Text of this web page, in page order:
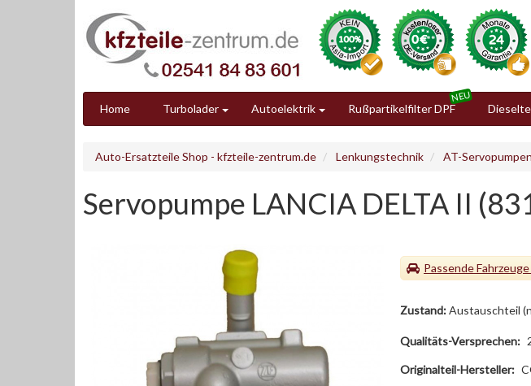
Home Turbolader Autoelektrik Rußpartikelfilter DPF
Auto-Ersatzteile Shop - kfzteile-zentrum.de Lenkungstechnik AT-Servopumpen
Servopumpe LANCIA DELTA II
Passende Fahrzeuge
Zustand:Austauschteil
Qualitäts-Versprechen:
Originalteil-Hersteller: